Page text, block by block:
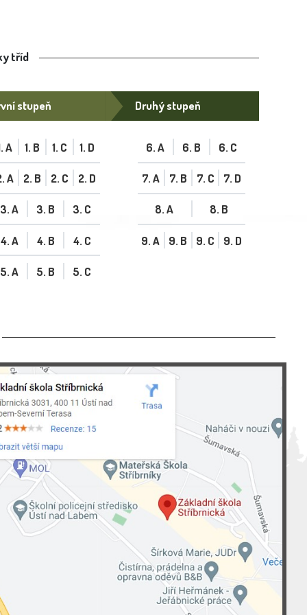
tříd
stupeň
A 1. B 1. C 1. D
A 2. B 2. C 2. D
3. A 3. B 3. C
4. A 4. B 4. C
5. A 5. B 5. C
Druhý stupeň
6. A 6. B 6. C
7. A 7. B 7. C 7. D
8. A 8. B
9. A 9. B 9. C 9. D